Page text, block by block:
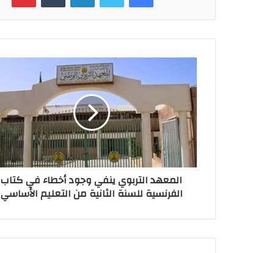
المعهد التربوي ينفي وجود أخطاء في كتاب
الفرنسية للسنة الثانية من التعليم الأساسي